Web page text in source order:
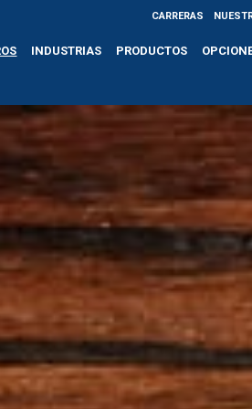
CARRERAS
INDUSTRIAS PRODUCTOS